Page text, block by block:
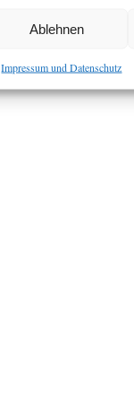
Ablehnen
Impressum und Datenschutz